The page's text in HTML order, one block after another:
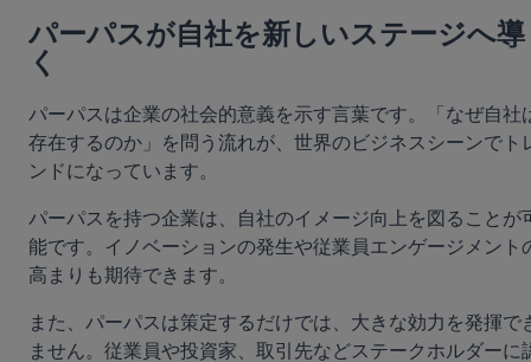
パーパスが自社を新しいステージへ導
く
パーパスは企業の社会的意義を示す言葉です。「なぜ自社
存在するのか」を問う流れが、世界のビジネスシーンでト
ンドになっています。
パーパスを持つ企業は、自社のイメージ向上を図ることが
能です。イノベーションの発生や従業員エンゲージメント
高まりも期待できます。
また、パーパスは策定するだけでは、大きな効力を発揮で
ません。従業員や投資家、取引先などステークホルダーに